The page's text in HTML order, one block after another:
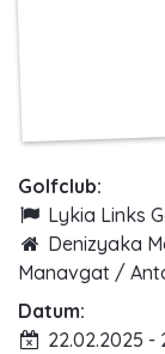
Golfclub:
Lykia Links
Denizyaka
Manavgat /
Datum:
22.02.2025 -